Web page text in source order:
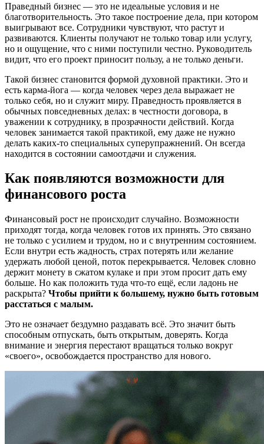
Праведный бизнес — это не идеальные условия и не
благотворительность. Это такое построение дела, при котором
выигрывают все. Сотрудники чувствуют, что растут и
развиваются. Клиенты получают не только товар или услугу,
но и ощущение, что с ними поступили честно. Руководитель
видит, что его проект приносит пользу, а не только деньги.
Такой бизнес становится формой духовной практики. Это и
есть карма-йога — когда человек через дела выражает не
только себя, но и служит миру. Праведность проявляется в
обычных повседневных делах: в честности договора, в
уважении к сотруднику, в прозрачности действий. Когда
человек занимается такой практикой, ему даже не нужно
делать каких-то специальных суперупражнений. Он всегда
находится в состоянии самоотдачи и служения.
Как появляются возможности для
финансового роста
Финансовый рост не происходит случайно. Возможности
приходят тогда, когда человек готов их принять. Это связано
не только с усилием и трудом, но и с внутренним состоянием.
Если внутри есть жадность, страх потерять или желание
удержать любой ценой, поток перекрывается. Человек словно
держит монету в сжатом кулаке и при этом просит дать ему
больше. Но как положить туда что-то ещё, если ладонь не
раскрыта? Чтобы прийти к большему, нужно быть готовым
расстаться с малым.
Это не означает бездумно раздавать всё. Это значит быть
способным отпускать, быть открытым, доверять. Когда
внимание и энергия перестают вращаться только вокруг
«своего», освобождается пространство для нового.